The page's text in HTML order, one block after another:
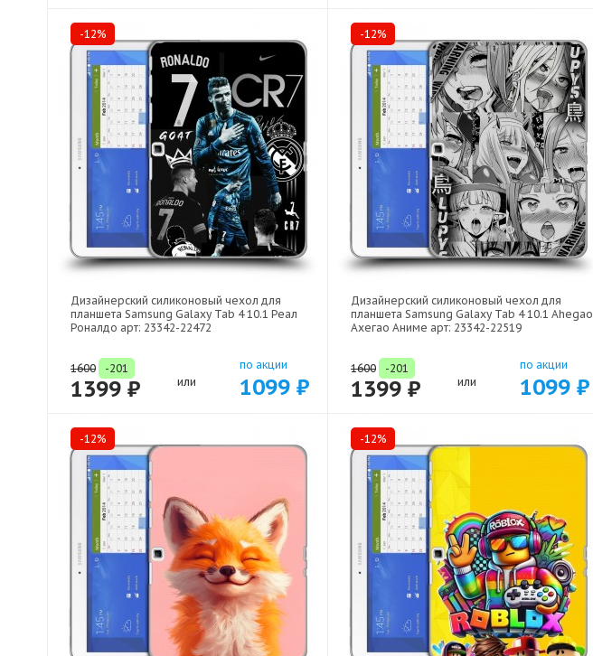
-12%
Дизайнерский силиконовый чехол для
планшета Samsung Galaxy Tab 4 10.1 Реал
Роналдо арт: 23342-22472
1600 -201
1399 ₽ или
по акции
1099 ₽
-12%
Дизайнерский силиконовый чехол для
планшета Samsung Galaxy Tab 4 10.1 Ahegao
Ахегао Аниме арт: 23342-22519
1600 -201
1399 ₽ или
по акции
1099 ₽
-12% -12%